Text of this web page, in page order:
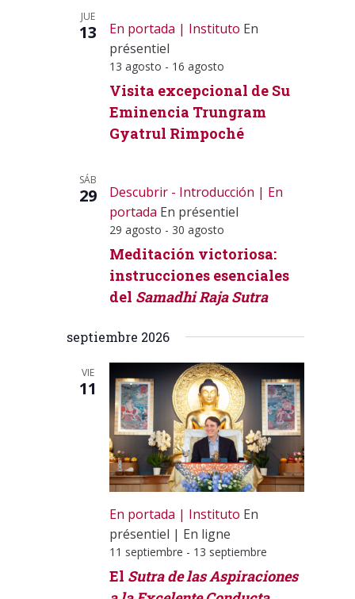
JUE
13 En portada Instituto En
présentiel
13 agosto - 16 agosto
Visita excepcional de Su
Eminencia Trungram
Gyatrul Rimpoché
SÁB
29 Descubrir - Introducción
En
portada En présentiel
29 agosto - 30 agosto
Meditación victoriosa:
instrucciones esenciales
del Samadhi Raja Sutra
septiembre 2026
VIE
11
En portada Instituto En
présentiel | En ligne
11 septiembre - 13 septiembre
El Sutra de las Aspiraciones